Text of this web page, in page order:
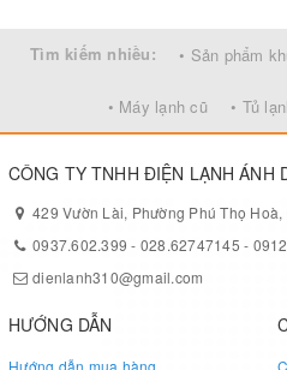
Tìm kiếm nhiều: • Sản phẩm
• Máy lạnh cũ • Tủ
CÔNG TY TNHH ĐIỆN LẠNH ÁNH
429 Vườn Lài, Phường Phú Thọ Hoà,
0937.602.399 - 028.62747145 -
dienlanh310@gmail.com
HƯỚNG DẪN